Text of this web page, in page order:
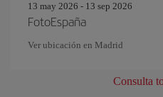
13 may 2026 - 13 sep 2026
FotoEspaña
Ver ubicación en Madrid
Consulta